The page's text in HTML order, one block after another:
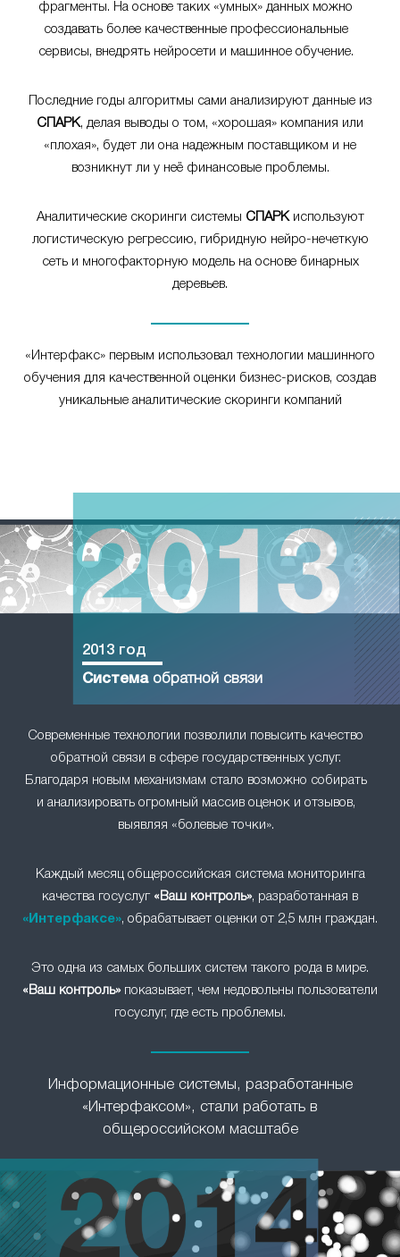
фрагменты. На основе таких «умных» данных можно
создавать более качественные профессиональные
сервисы, внедрять нейросети и машинное обучение.
Последние годы алгоритмы сами анализируют данные из
СПАРК, делая выводы о том, «хорошая» компания или
«плохая», будет ли она надежным поставщиком и не
возникнут ли у неё финансовые проблемы.
Аналитические скоринги системы СПАРКиспользуют
логистическую регрессию, гибридную нейро-нечеткую
сеть и многофакторную модель на основе бинарных
деревьев.
«Интерфакс» первым использовал технологии машинного
обучения для качественной оценки бизнес-рисков, создав
уникальные аналитические скоринги компаний
Современные технологии позволили повысить качество
обратной связи в сфере государственных услуг.
Благодаря новым механизмам стало возможно собирать
и анализировать огромный массив оценок и отзывов,
выявляя «болевые точки».
2013 год
Системаобратной связи
Каждый месяц общероссийская система мониторинга
качества госуслуг «Ваш контроль», разработанная в
«Интерфаксе», обрабатывает оценки от 2,5 млн граждан.
Это одна из самых больших систем такого рода в мире.
«Ваш контроль»показывает, чем недовольны пользователи
госуслуг, где есть проблемы.
Информационные системы, разработанные
«Интерфаксом», стали работать в
общероссийском масштабе